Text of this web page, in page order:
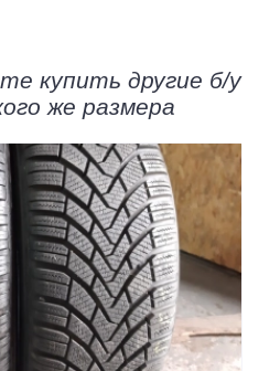
купить другие б/у
же размера